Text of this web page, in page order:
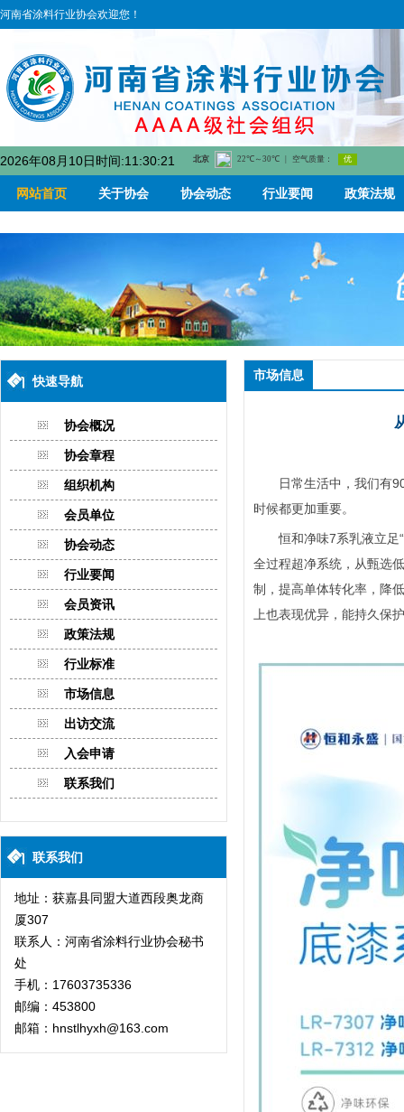
河南省涂料行业协会欢迎您！
2026年08月10日时间:11:30:22
网站首页 关于协会 协会动态 行业要闻 政策法规
快速导航
协会概况
协会章程
组织机构
会员单位
协会动态
行业要闻
会员资讯
政策法规
行业标准
市场信息
出访交流
入会申请
联系我们
联系我们
地址：获嘉县同盟大道西段奥龙商
厦307
联系人：河南省涂料行业协会秘书
处
手机：17603735336
邮编：453800
邮箱：hnstlhyxh@163.com
市场信息
日常生活中，我们有
时候都更加重要。
恒和净味7系乳液立足“
全过程超净系统，从甄选
制，提高单体转化率，降
上也表现优异，能持久保